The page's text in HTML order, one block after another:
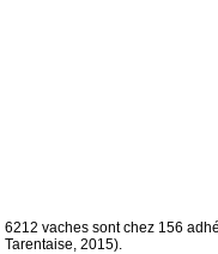
6212 vaches sont chez 156
Tarentaise, 2015).